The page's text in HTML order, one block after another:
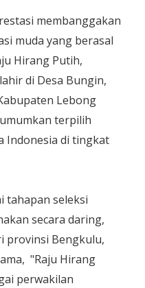
membanggakan
muda yang berasal
Hirang Putih,
di Desa Bungin,
Lebong
terpilih
Indonesia di tingkat
tahapan seleksi
secara daring,
provinsi Bengkulu,
"Raju Hirang
perwakilan